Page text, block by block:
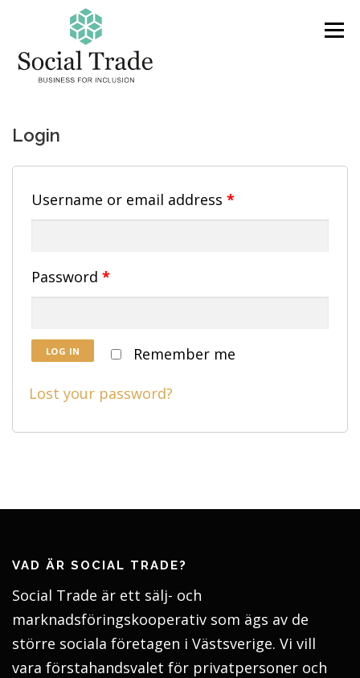
Menu
Login
Username or email address *
Password *
Remember me
LOG IN
Lost your password?
VAD ÄR SOCIAL TRADE?
Social Trade är ett sälj- och
marknadsföringskooperativ som ägs av de
större sociala företagen i Västsverige. Vi vill
vara förstahandsvalet för privatpersoner och